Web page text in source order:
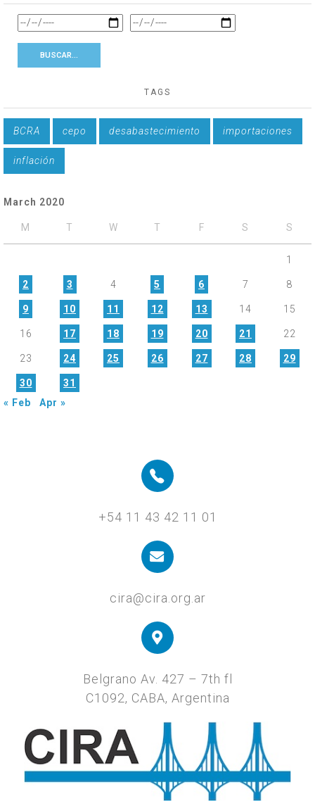
TAGS
BCRA cepo desabastecimiento importaciones
inflación
March 2020
M T W T F S S
1
2 3 4 5 6 7 8
9 10 11 12 13 14 15
16 17 18 19 20 21 22
23 24 25 26 27 28 29
30
31
« Feb
Apr »
+54 11 43 42 11 01
cira@cira.org.ar
Belgrano Av. 427 – 7th fl
C1092, CABA, Argentina